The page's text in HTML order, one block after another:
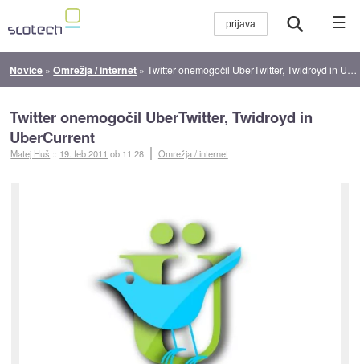
☰
Novice »Omrežja / internet »Twitter onemogočil UberTwitter, Twidroyd in UberCurrent
Twitter onemogočil UberTwitter, Twidroyd in
UberCurrent
Matej Huš :: 19. feb 2011 ob 11:28 Omrežja / internet